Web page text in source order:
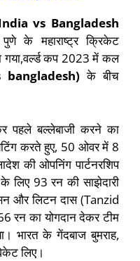
vs Bangladesh
के महाराष्ट्र क्रिकेट
गया,वर्ल्ड कप 2023 में कल
के बीच
पहले बल्लेबाजी करने का
करते हुए, 50 ओवर में 8
की ओपनिंग पार्टनरशिप
लिए 93 रन की साझेदारी
और लिटन दास (Tanzid
का योगदान देकर टीम
भारत के गेंदबाज बुमराह,
लिए।